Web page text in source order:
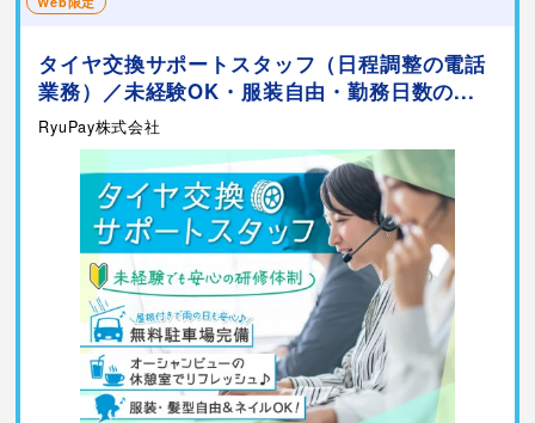
タイヤ交換サポートスタッフ（日程調整の電話
業務）／未経験OK・服装自由・勤務日数の...
RyuPay株式会社